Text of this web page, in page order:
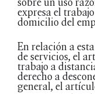
expresa el
domicilio del
En relación a
de servicios, el
trabajo a
derecho a
general, el